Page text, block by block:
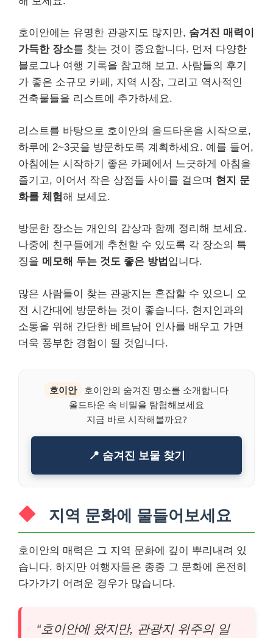
호이안에는 유명한 관광지도 많지만, 숨겨진 매력이
가득한 장소를 찾는 것이 중요합니다. 먼저 다양한
블로그나 여행 기록을 참고해 보고, 사람들의 후기
가 좋은 소규모 카페, 지역 시장, 그리고 역사적인
건축물들을 리스트에 추가하세요.
리스트를 바탕으로 호이안의 올드타운을 시작으로,
하루에 2~3곳을 방문하도록 계획하세요. 예를 들어,
아침에는 시작하기 좋은 카페에서 느긋하게 아침을
즐기고, 이어서 작은 상점들 사이를 걸으며 현지 문
화를 체험해 보세요.
방문한 장소는 개인의 감상과 함께 정리해 보세요.
나중에 친구들에게 추천할 수 있도록 각 장소의 특
징을 메모해 두는 것도 좋은 방법 입니다.
많은 사람들이 찾는 관광지는 혼잡할 수 있으니 오
전 시간대에 방문하는 것이 좋습니다. 현지인과의
소통을 위해 간단한 베트남어 인사를 배우고 가면
더욱 풍부한 경험이 될 것입니다.
호이안
호이안의 숨겨진 명소를 소개합니다
올드타운 속 비밀을 탐험해보세요
지금 바로 시작해볼까요?
📍 숨겨진 보물 찾기
지역 문화에 물들어보세요
호이안의 매력은 그 지역 문화에 깊이 뿌리내려 있
습니다. 하지만 여행자들은 종종 그 문화에 온전히
다가가기 어려운 경우가 많습니다.
“호이안에 왔지만, 관광지 위주의 일